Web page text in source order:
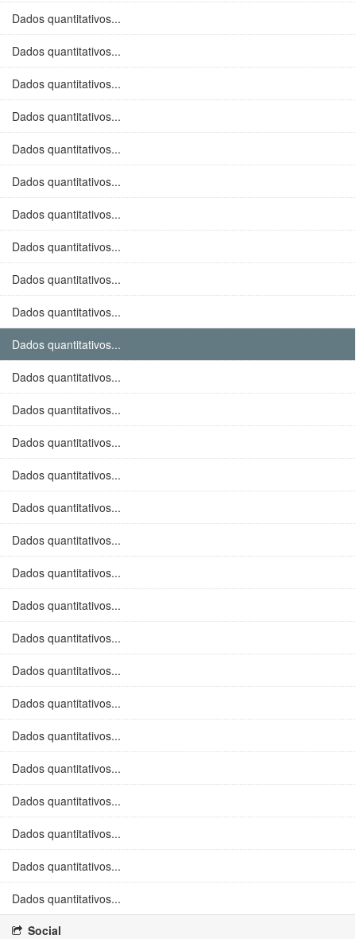
Dados quantitativos...
Dados quantitativos...
Dados quantitativos...
Dados quantitativos...
Dados quantitativos...
Dados quantitativos...
Dados quantitativos...
Dados quantitativos...
Dados quantitativos...
Dados quantitativos...
Dados quantitativos...
Dados quantitativos...
Dados quantitativos...
Dados quantitativos...
Dados quantitativos...
Dados quantitativos...
Dados quantitativos...
Dados quantitativos...
Dados quantitativos...
Dados quantitativos...
Dados quantitativos...
Dados quantitativos...
Dados quantitativos...
Dados quantitativos...
Dados quantitativos...
Dados quantitativos...
Dados quantitativos...
Dados quantitativos...
Social